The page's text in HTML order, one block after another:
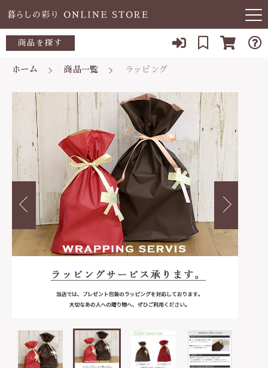
商品を探す
ホーム 商品一覧 ラッピング
カートに商品を追加しました
ラッピング
数量
円（税込）
ショッピングを続ける
当店について
よくある質問
ブログ
03-5989-1906
定休日 土日祝
お問い合わせ
～500円
500～700円
700～1,000円
1,000～2,000円
2,000～3,000円
3,000円～
あ行
か行
さ行
な行
は行
や行
こだわり検索
親カテゴリ
子カテゴリ
価格帯
～
在庫あり セール
並び順